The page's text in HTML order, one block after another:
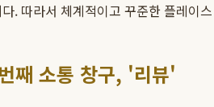
. 따라서 체계적이고 꾸준한 플레이
째 소통 창구, '리뷰'